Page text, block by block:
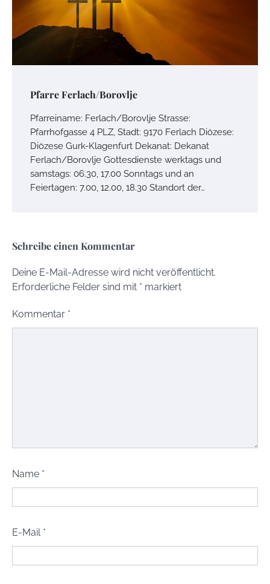
Pfarre Ferlach/Borovlje
Pfarreiname: Ferlach/Borovlje Strasse:
Pfarrhofgasse 4 PLZ, Stadt: 9170 Ferlach Diözese:
Diözese Gurk-Klagenfurt Dekanat: Dekanat
Ferlach/Borovlje Gottesdienste werktags und
samstags: 06.30, 17.00 Sonntags und an
Feiertagen: 7.00, 12.00, 18.30 Standort der…
Schreibe einen Kommentar
Deine E-Mail-Adresse wird nicht veröffentlicht.
Erforderliche Felder sind mit * markiert
Kommentar *
Name *
E-Mail *